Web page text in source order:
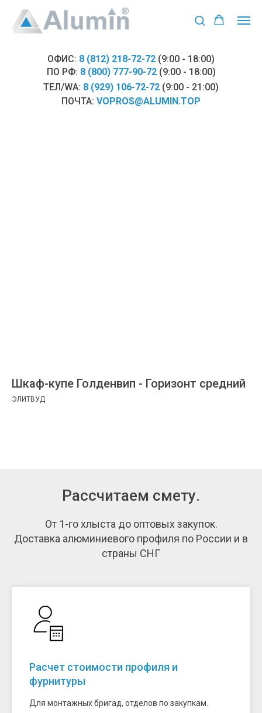
ОФИС: 8 (812) 218-72-72 (9:00 - 18:00)
ПО РФ: 8 (800) 777-90-72 (9:00 - 18:00)
ТЕЛ/WA: 8 (929) 106-72-72 (9:00 - 21:00)
ПОЧТА: VOPROS@ALUMIN.TOP
Шкаф-купе Голденвип - Горизонт средний
ЭЛИТВУД
Рассчитаем смету.
От 1-го хлыста до оптовых закупок.
Доставка алюминиевого профиля по России и в
страны СНГ
Расчет стоимости профиля и
фурнитуры
Для монтажных бригад, отделов по закупкам.